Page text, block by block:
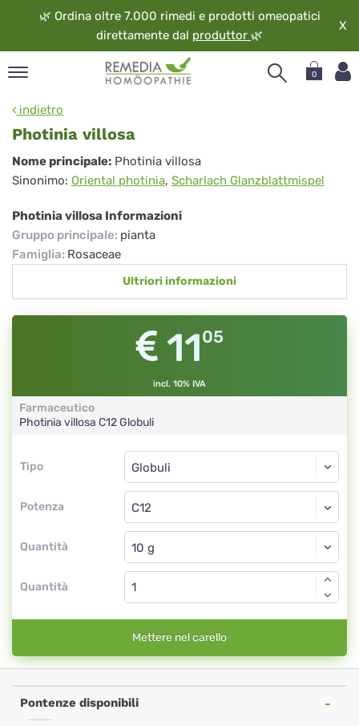
🌿 Ordina oltre 7.000 rimedi e prodotti omeopatici
direttamente dal produttor 🌿
X
0
indietro
Photinia villosa
Photinia
villosa
Nome principale: Photinia villosa
Sinonimo: Oriental photinia, Scharlach Glanzblattmispel
Photinia villosa Informazioni
Gruppo principale: pianta
Famiglia: Rosaceae
Ultriori informazioni
1105
incl. 10% IVA
Farmaceutico
Photinia villosa C12Globuli
Tipo
Tipo
Potenza
Globuli
C12
Quantità
Globuli
Quantità
Mettere nel carello
Pontenze disponibili